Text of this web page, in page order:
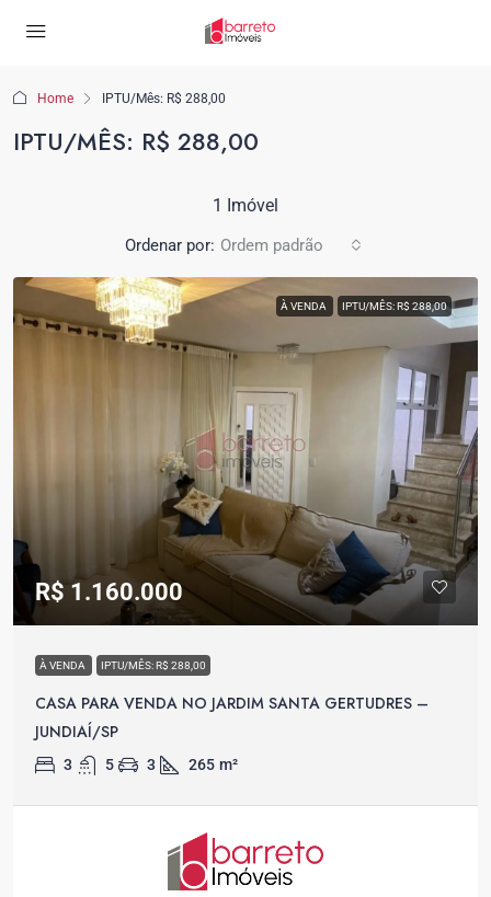
Home IPTU/Mês: R$ 288,00
IPTU/MÊS: R$ 288,00
1 Imóvel
Ordenar por: Ordem padrão
À VENDA IPTU/MÊS: R$ 288,00
R$ 1.160.000
À VENDA IPTU/MÊS: R$ 288,00
CASA PARA VENDA NO JARDIM SANTA GERTUDRES –
JUNDIAÍ/SP
3 5 3 265 m²